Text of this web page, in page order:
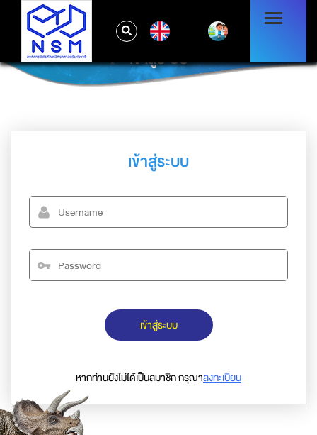
เข้าสู่ระบบ
เข้าสู่ระบบ
เข้าสู่ระบบ
หากท่านยังไม่ได้เป็นสมาชิก กรุณาลงทะเบียน